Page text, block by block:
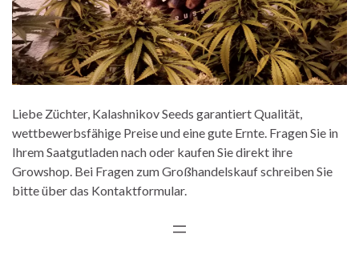
Liebe Züchter, Kalashnikov Seeds garantiert Qualität,
wettbewerbsfähige Preise und eine gute Ernte. Fragen Sie in
Ihrem Saatgutladen nach oder kaufen Sie direkt ihre
Growshop. Bei Fragen zum Großhandelskauf schreiben Sie
bitte über das Kontaktformular.